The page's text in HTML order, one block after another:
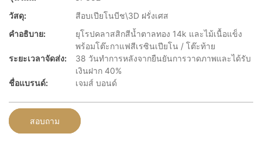
วัสดุ:
สีอบเปียโนบีช\3D ฝรั่งเศส
คำอธิบาย:
ยุโรปคลาสสิกสีน้ำตาลทอง 14k และไม้เนื้อแข็ง
พร้อมโต๊ะกาแฟสีเรซินเปียโน / โต๊ะท้าย
ระยะเวลาจัดส่ง:
38 วันทำการหลังจากยืนยันการวาดภาพและได้รับ
เงินฝาก 40%
ชื่อแบรนด์:
เจมส์ บอนด์
สอบถาม